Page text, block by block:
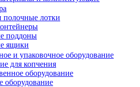
полочные лотки
поддоны
ящики
и упаковочное оборудование
для копчения
оборудование
оборудование